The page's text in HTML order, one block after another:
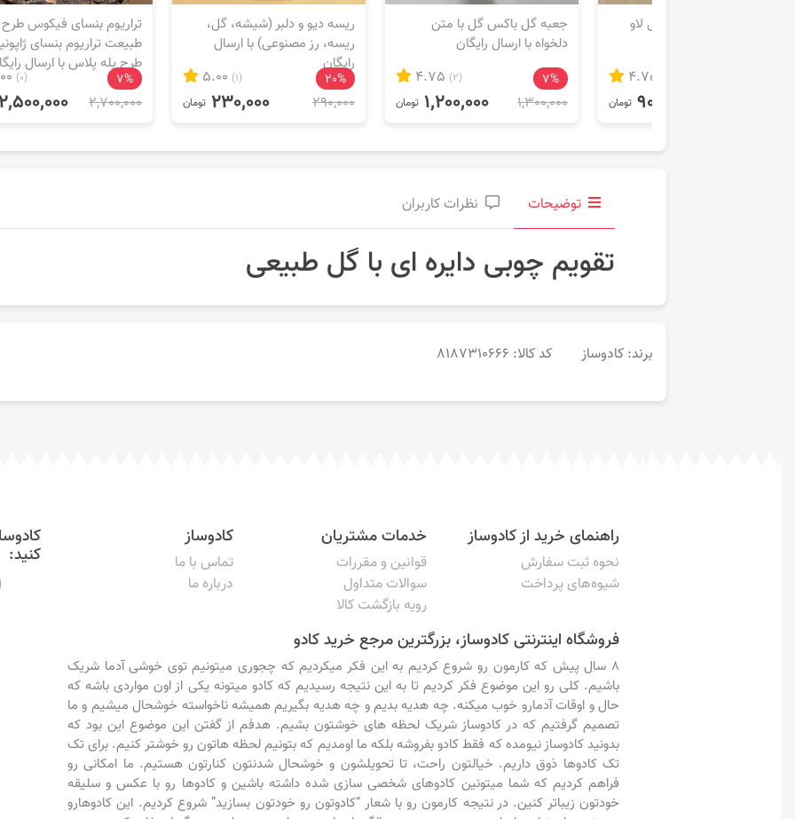
تراریوم بنسای فیکوس طرح
طبیعت تراریوم بنسای
طرح پله پلاس با ارسال
7%
(0)
2,700,000
ریسه دیو و دلبر (شیشه، گل،
ریسه، رز مصنوعی) با ارسال
رایگان
20%
5.00 (1)
تومان 230,000 290,000
جعبه گل باکس گل با متن
دلخواه با ارسال رایگان
7%
4.75 (2)
تومان 1,200,000 1,300,000
باکس گل لاو (Love) با ارسال
4.75
تومان 900,000
توضیحات نظرات کاربران
تقویم چوبی دایره ای با گل طبیعی
برند: کادوساز کد کالا: 8187310666
راهنمای خرید از کادوساز
نحوه ثبت سفارش
شیوه‌های پرداخت
خدمات مشتریان
قوانین و مقررات
سوالات متداول
رویه بازگشت کالا
کادوساز
تماس با ما
درباره ما
فروشگاه اینترنتی کادوساز، بزرگترین مرجع خرید کادو
8 سال پیش که کارمون رو شروع کردیم به این فکر میکردیم که چجوری میتونیم توی خوشی آدما شریک
باشیم. کلی رو این موضوع فکر کردیم تا به این نتیجه رسیدیم که کادو میتونه یکی از اون مواردی باشه که
حال و اوقات آدمارو خوب میکنه. چه هدیه بدیم و چه هدیه بگیریم همیشه ناخواسته خوشحال میشیم و ما
تصمیم گرفتیم که در کادوساز شریک لحظه های خوشتون بشیم. هدفم از گفتن این موضوع این بود که
بدونید کادوساز نیومده که فقط کادو بفروشه بلکه ما اومدیم که بتونیم لحظه هاتون رو خوشتر کنیم. برای تک
تک کادوها ذوق داریم. خیالتون راحت، تا تحویلشون و خوشحال شدنتون کنارتون هستیم. ما امکانی رو
فراهم کردیم که شما میتونین کادوهای شخصی سازی شده داشته باشین و کادوها رو با عکس و سلیقه
خودتون زیباتر کنین. در نتیجه کارمون رو با شعار “کادوتون رو خودتون بسازید” شروع کردیم. این کادوهارو
کنید: